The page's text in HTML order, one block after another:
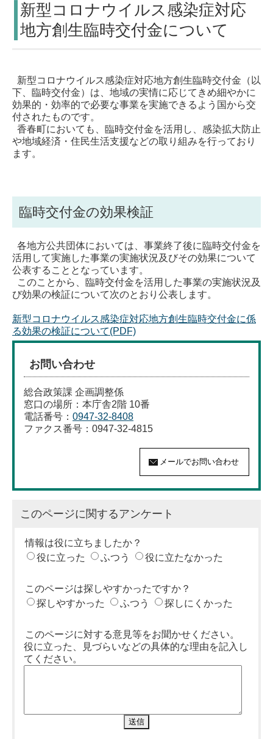
新型コロナウイルス感染症対応
地方創生臨時交付金について
新型コロナウイルス感染症対応地方創生臨時交付金（以
下、臨時交付金）は、地域の実情に応じてきめ細やかに
効果的・効率的で必要な事業を実施できるよう国から交
付されたものです。
香春町においても、 臨時交付金を活用し、感染拡大防止
や地域経済・住民生活支援などの取り組みを行っており
ます。
臨時交付金の効果検証
各地方公共団体においては、事業終了後に臨時交付金を
活用して実施した事業の実施状況及びその効果について
公表することとなっています。
このことから、臨時交付金を活用した事業の実施状況及
び効果の検証について次のとおり公表します。
新型コロナウイルス感染症対応地方創生臨時交付金に係
る効果の検証について(PDF)
お問い合わせ
総合政策課 企画調整係
窓口の場所：本庁舎2階 10番
電話番号： 0947-32-8408
ファクス番号：0947-32-4815
このページに関するアンケート
情報は役に立ちましたか？
役に立った
ふつう 役に立たなかった
このページは探しやすかったですか？
探しやすかった
ふつう 探しにくかった
このページに対する意見等をお聞かせください。
役に立った、見づらいなどの具体的な理由を記入し
てください。